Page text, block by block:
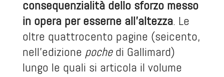
consequenzialità dello sforzo messo
in opera per esserne all’altezza. Le
oltre quattrocento pagine (seicento,
nell’edizione pochedi Gallimard)
lungo le quali si articola il volume